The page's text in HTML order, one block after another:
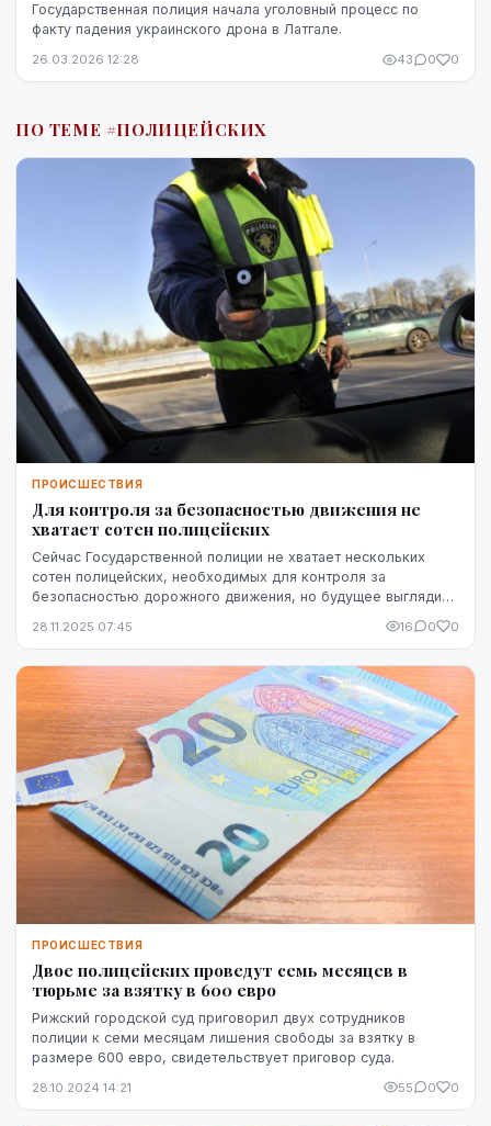
Государственная полиция начала уголовный процесс по
факту падения украинского дрона в Латгале.
26.03.2026 12:28 43 0 0
ПО ТЕМЕ #ПОЛИЦЕЙСКИХ
ПРОИСШЕСТВИЯ
Для контроля за безопасностью движения не
хватает сотен полицейских
Сейчас Государственной полиции не хватает нескольких
сотен полицейских, необходимых для контроля за
безопасностью дорожного движения, но будущее выглядит
28.11.2025 07:45 16 0 0
ПРОИСШЕСТВИЯ
Двое полицейских проведут семь месяцев в
тюрьме за взятку в 600 евро
Рижский городской суд приговорил двух сотрудников
полиции к семи месяцам лишения свободы за взятку в
размере 600 евро, свидетельствует приговор суда.
28.10.2024 14:21 55 0 0